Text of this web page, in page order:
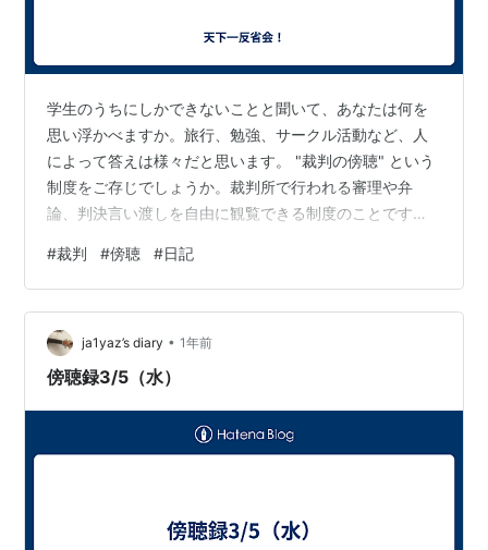
学生のうちにしかできないことと聞いて、あなたは何を
思い浮かべますか。旅行、勉強、サークル活動など、人
によって答えは様々だと思います。 "裁判の傍聴" という
制度をご存じでしょうか。裁判所で行われる審理や弁
論、判決言い渡しを自由に観覧できる制度のことです。
基本的にいつでも傍聴が可能なようですが、実は裁判所
って土日祝が休みなんです。しかも裁判が行われる時間
帯はだいたい午前10時~午後3時くらいまでみたいです。
つまり働いてたら有給でも取らん限り絶対傍聴に行くこ
となんてできません。（そもそも有給取ってまで傍聴行
#裁判 #傍聴 #日記
ja1yaz’s diary • 1年前
傍聴録3/5（水）